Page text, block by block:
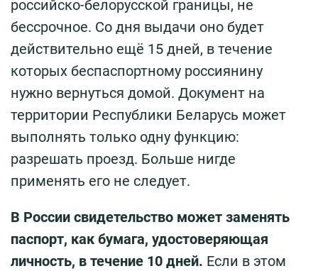
российско-белорусской границы, не
бессрочное. Со дня выдачи оно будет
действительно ещё 15 дней, в течение
которых беспаспортному россиянину
нужно вернуться домой. Документ на
территории Республики Беларусь может
выполнять только одну функцию:
разрешать проезд. Больше нигде
применять его не следует.
В России свидетельство может заменять
паспорт, как бумага, удостоверяющая
личность, в течение 10 дней. Если в этом